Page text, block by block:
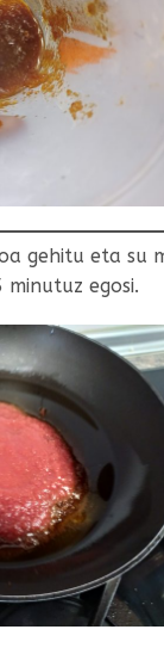
gehitu eta su
egosi.